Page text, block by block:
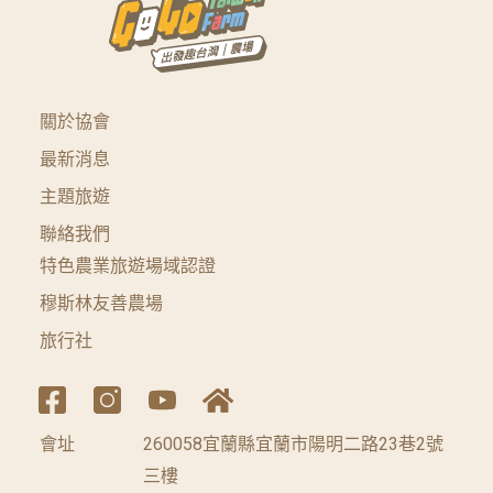
關於協會
最新消息
主題旅遊
聯絡我們
特色農業旅遊場域認證
穆斯林友善農場
旅行社
會址
260058宜蘭縣宜蘭市陽明二路23巷2號
三樓